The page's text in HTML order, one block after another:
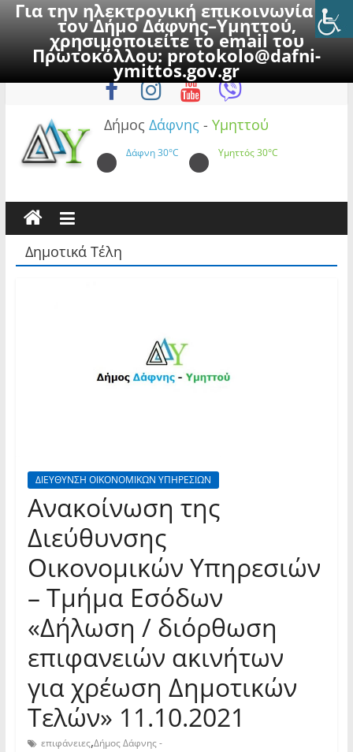
Για την ηλεκτρονική επικοινωνία με
τον Δήμο Δάφνης–Υμηττού,
χρησιμοποιείτε το email του
Πρωτοκόλλου:protokolo@dafni-
ymittos.gov.gr
to
Παρασκευή, 7 Αυγούστου 2026
Δήμος Δάφνης - Υμηττού
Δάφνη30°C Υμηττός30°C
Δημοτικά Τέλη
ΔΙΕΥΘΥΝΣΗ ΟΙΚΟΝΟΜΙΚΩΝ ΥΠΗΡΕΣΙΩΝ
Ανακοίνωση της
Διεύθυνσης
Οικονομικών Υπηρεσιών
– Τμήμα Εσόδων
«Δήλωση / διόρθωση
επιφανειών ακινήτων
για χρέωση Δημοτικών
Τελών» 11.10.2021
επιφάνειες,Δήμος Δάφνης -